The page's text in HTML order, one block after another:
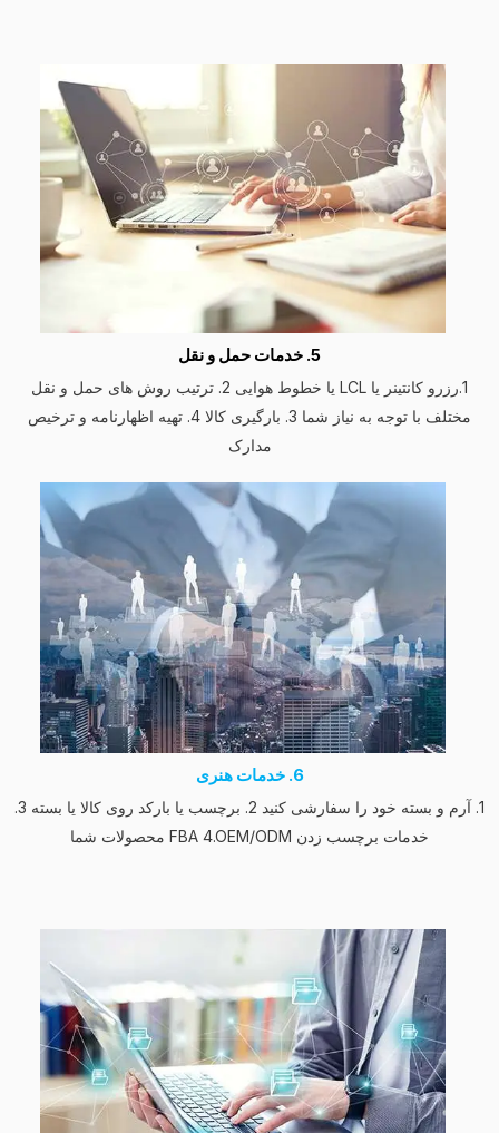
5. خدمات حمل و نقل
1.رزرو کانتینر یا LCL یا خطوط هوایی 2. ترتیب روش های حمل و نقل
مختلف با توجه به نیاز شما 3. بارگیری کالا 4. تهیه اظهارنامه و ترخیص
مدارک
6. خدمات هنری
1. آرم و بسته خود را سفارشی کنید 2. برچسب یا بارکد روی کالا یا بسته 3.
خدمات برچسب زدن FBA 4.OEM/ODM محصولات شما